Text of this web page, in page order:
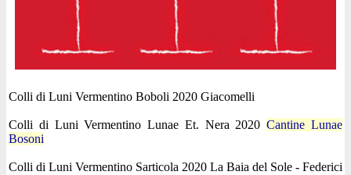
Colli di Luni Vermentino Boboli 2020 Giacomelli
Colli di Luni Vermentino Lunae Et. Nera 2020Cantine Lunae
Bosoni
Colli di Luni Vermentino Sarticola 2020 La Baia del Sole - Federici